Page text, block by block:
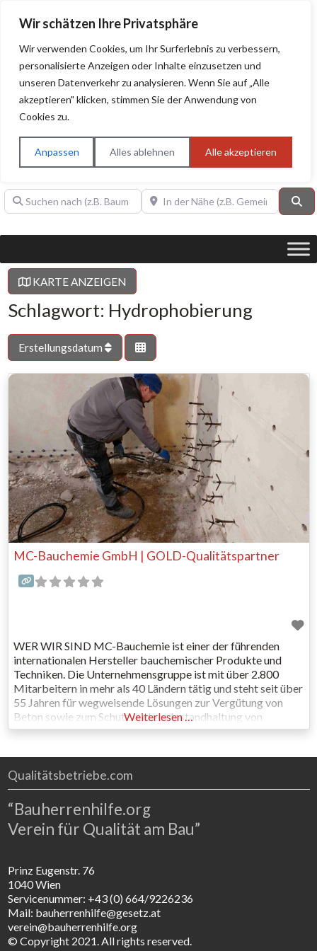
Wir schätzen Ihre Privatsphäre
Wir verwenden Cookies, um Ihr Surferlebnis zu verbessern,
personalisierte Anzeigen oder Inhalte einzusetzen und
unseren Datenverkehr zu analysieren. Wenn Sie auf „Alle
akzeptieren" klicken, stimmen Sie der Anwendung von
Cookies zu.
Anpassen Alles ablehnen Alle akzeptieren
BAUHERRENHILFE.orgQualitätssiegel!
Sie finden hier nur Qualitätsbetriebe, die mit dem DIAMANT,
PLATIN, GOLD, SILBER, ANWÄRTER "Bauherrenhilfe.org-
Qualitätssiegel" ausgezeichnet sind.
Suchen nach (z.B. Baumeister oder Dachdecker)In der Nähe (z.B. Gemeinde Baden)
KARTE ANZEIGEN
Schlagwort: Hydrophobierung
Erstellungsdatum
MC-Bauchemie GmbH | GOLD-Qualitätspartner
WER WIR SIND MC-Bauchemie ist einer der führenden
internationalen Hersteller bauchemischer Produkte und
Techniken. Die Unternehmensgruppe ist mit über 2.800
Mitarbeitern in mehr als 40 Ländern tätig und steht seit über
55 Jahren für wegweisende Lösungen zur Vergütung von
Beton sowie zum Schutz und zur Instandhaltung von
Bauwerken. MC-Bauchemie ist ein Familienunternehmen,
Weiterlesen …
Qualitätsbetriebe.com
“Bauherrenhilfe.org
Verein für Qualität am Bau”
Prinz Eugenstr. 76
1040 Wien
Servicenummer: +43 (0) 664/9226236
Mail: bauherrenhilfe@gesetz.at
verein@bauherrenhilfe.org
© Copyright 2021. All rights reserved.